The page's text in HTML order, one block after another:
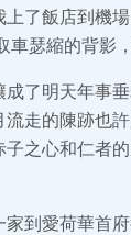
了飯店到機
瑟縮的背影
了明天年事
走的陳跡也
之心和仁者
到愛荷華首